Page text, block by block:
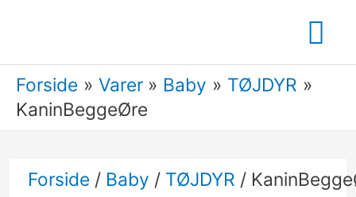
Forside Varer Baby
TØJDYR
KaninBeggeØre
Forside / Baby / TØJDYR /